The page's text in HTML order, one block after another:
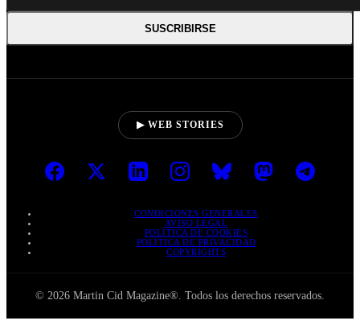
SUSCRIBIRSE
▶ WEB STORIES
CONDICIONES GENERALES
AVISO LEGAL
POLÍTICA DE COOKIES
POLÍTICA DE PRIVACIDAD
COPYRIGHTS
© 2026 Martin Cid Magazine®. Todos los derechos reservados.